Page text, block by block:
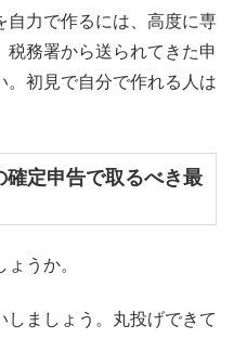
自力で作るには、高度に専
税務署から送られてきた申
。初見で自分で作れる人は
定申告で取るべき最
うか。
しましょう。丸投げできて